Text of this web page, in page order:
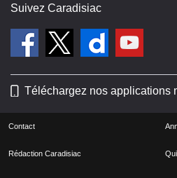
Suivez Caradisiac
Téléchargez nos applications
Contact
Rédaction Caradisiac